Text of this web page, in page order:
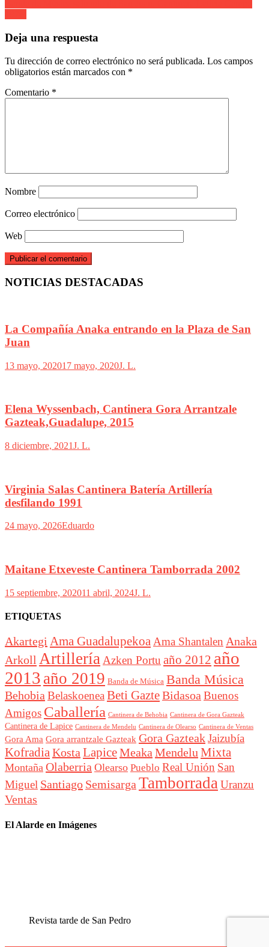
Deja una respuesta
Tu dirección de correo electrónico no será publicada. Los campos
obligatorios están marcados con *
Comentario *
Nombre
Correo electrónico
Web
NOTICIAS DESTACADAS
La Compañía Anaka entrando en la Plaza de San
Juan
13 mayo, 202017 mayo, 2020J. L.
Elena Wyssenbach, Cantinera Gora Arrantzale
Gazteak,Guadalupe, 2015
8 diciembre, 2021J. L.
Virginia Salas Cantinera Batería Artillería
desfilando 1991
24 mayo, 2026Eduardo
Maitane Etxeveste Cantinera Tamborrada 2002
15 septiembre, 202011 abril, 2024J. L.
ETIQUETAS
Akartegi Ama GuadalupekoaAma Shantalen Anaka
Arkoll ArtilleríaAzken Portu año 2012 año
2013 año 2019 Banda de Música Banda Música
BehobiaBelaskoeneaBeti GazteBidasoaBuenos
Amigos Caballería Cantinera de Behobia Cantinera de Gora Gazteak
Cantinera de Lapice Cantinera de Mendelu Cantinera de Olearso Cantinera de Ventas
Gora Ama Gora arrantzale Gazteak Gora GazteakJaizubía
KofradiaKostaLapiceMeakaMendeluMixta
Montaña Olaberria Olearso Pueblo Real Unión San
Miguel Santiago SemisargaTamborradaUranzu
Ventas
El Alarde en Imágenes
Revista tarde de San Pedro